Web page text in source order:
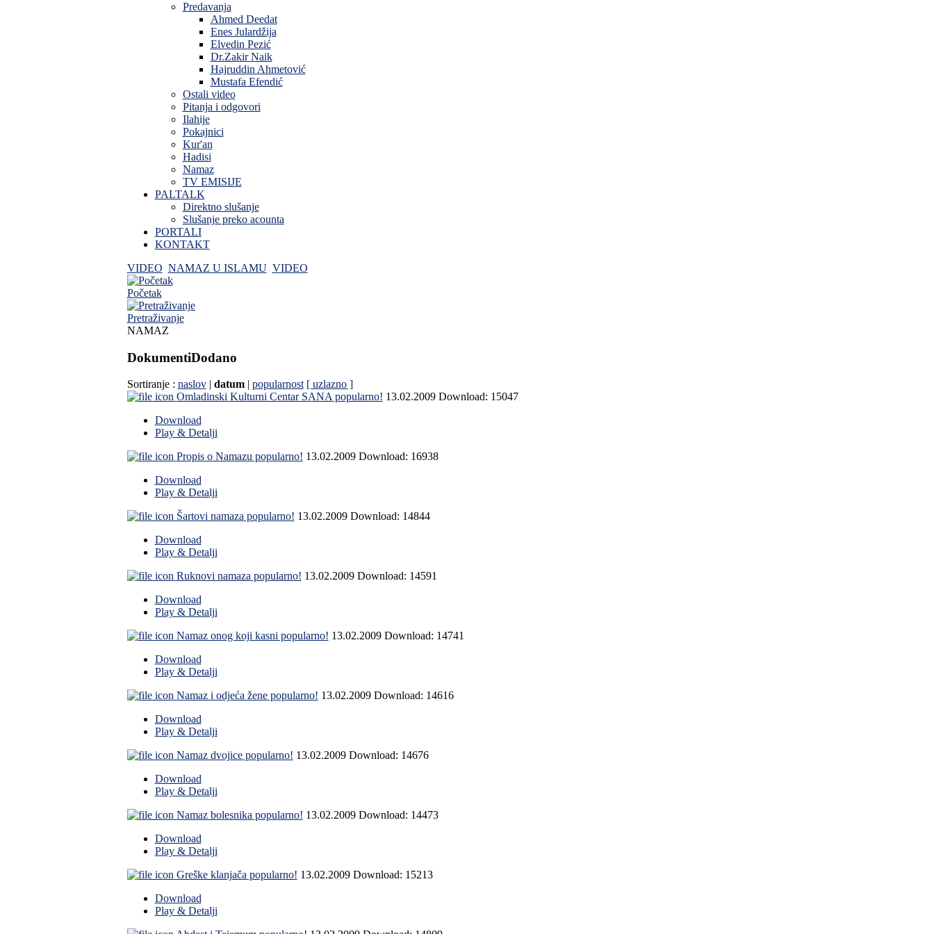
Predavanja
Ahmed Deedat
Enes Julardžija
Elvedin Pezić
Dr.Zakir Naik
Hajruddin Ahmetović
Mustafa Efendić
Ostali video
Pitanja i odgovori
Ilahije
Pokajnici
Kur'an
Hadisi
Namaz
TV EMISIJE
PALTALK
Direktno slušanje
Slušanje preko acounta
PORTALI
KONTAKT
VIDEO NAMAZ U ISLAMU VIDEO
Početak
Pretraživanje
NAMAZ
DokumentiDodano
Sortiranje : naslov| datum | popularnost [ uzlazno ]
Omladinski Kulturni Centar SANApopularno! 13.02.2009 Download: 15047
Download
Play & Detalji
Propis o Namazupopularno! 13.02.2009 Download: 16938
Download
Play & Detalji
Šartovi namazapopularno! 13.02.2009 Download: 14844
Download
Play & Detalji
Ruknovi namazapopularno! 13.02.2009 Download: 14591
Download
Play & Detalji
Namaz onog koji kasnipopularno! 13.02.2009 Download: 14741
Download
Play & Detalji
Namaz i odjeća ženepopularno! 13.02.2009 Download: 14616
Download
Play & Detalji
Namaz dvojicepopularno! 13.02.2009 Download: 14676
Download
Play & Detalji
Namaz bolesnikapopularno! 13.02.2009 Download: 14473
Download
Play & Detalji
Greške klanjačapopularno! 13.02.2009 Download: 15213
Download
Play & Detalji